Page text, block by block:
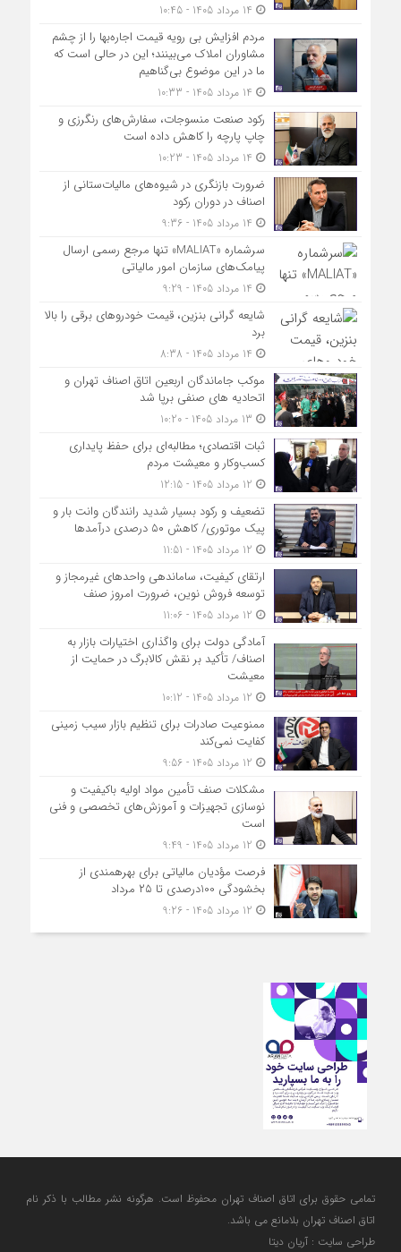
مردم افزایش بی رویه قیمت اجاره‌بها را از چشم
مشاوران املاک می‌بینند؛ این در حالی است که
ما در این موضوع بی‌گناهیم
رکود صنعت منسوجات، سفارش‌های رنگرزی و
چاپ پارچه را کاهش داده است
ضرورت بازنگری در شیوه‌های مالیات‌ستانی از
اصناف در دوران رکود
سرشماره «MALIAT» تنها مرجع رسمی ارسال
پیامک‌های سازمان امور مالیاتی
شایعه گرانی بنزین، قیمت خودروهای برقی را بالا
برد
موکب جاماندگان اربعین اتاق اصناف تهران و
اتحادیه های صنفی برپا شد
ثبات اقتصادی؛ مطالبه‌ای برای حفظ پایداری
کسب‌وکار و معیشت مردم
تضعیف و رکود بسیار شدید رانندگان وانت بار و
پیک موتوری/ کاهش ۵۰ درصدی درآمدها
ارتقای کیفیت، ساماندهی واحدهای غیرمجاز و
توسعه فروش نوین، ضرورت امروز صنف
آمادگی دولت برای واگذاری اختیارات بازار به
اصناف/ تأکید بر نقش کالابرگ در حمایت از
معیشت
ممنوعیت صادرات برای تنظیم بازار سیب زمینی
کفایت نمی‌کند
مشکلات صنف تأمین مواد اولیه باکیفیت و
نوسازی تجهیزات و آموزش‌های تخصصی و فنی
است
فرصت مؤدیان مالیاتی برای بهره‎مندی از
بخشودگی 100درصدی تا ۲۵ مرداد
تمامی حقوق برای اتاق اصناف تهران محفوظ است. هرگونه نشر مطالب با ذكر نام
اتاق اصناف تهران بلامانع مي باشد.
طراحی سایت : آریان دیتا